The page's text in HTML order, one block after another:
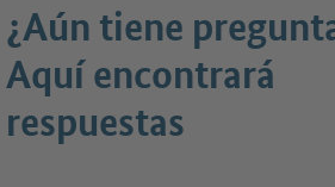
¿Aún tiene
Aquí encontrará
respuestas